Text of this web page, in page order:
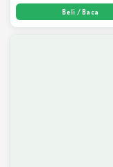
Beli / Baca